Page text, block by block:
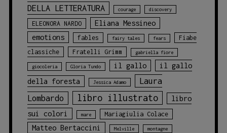
DELLA LETTERATURA
courage discovery
ELEONORA NARDO
Eliana Messineo
emotions
fables fairy tales fears
Fiabe
classiche
Fratelli Grimm gabriella fiore
giocoleria Gloria Tundo il gallo
il gallo
della foresta
Jessica Adamo
Laura
Lombardo
libro illustrato
libro
sui colori
mare Mariagiulia Colace
Matteo Bertaccini Melville montagne